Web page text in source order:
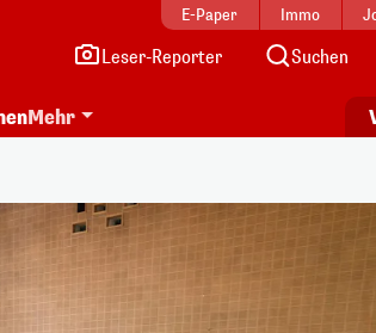
E-Paper Immo
Leser-Reporter Suchen
Mehr